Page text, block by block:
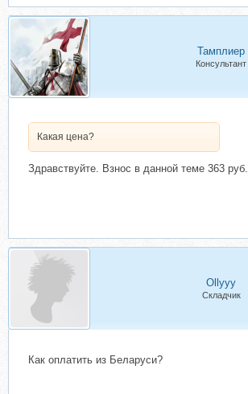
Тамплиер
Консультант
Какая цена?
Здравствуйте. Взнос в данной теме 363 руб.
Ollyyy
Складчик
Как оплатить из Беларуси?